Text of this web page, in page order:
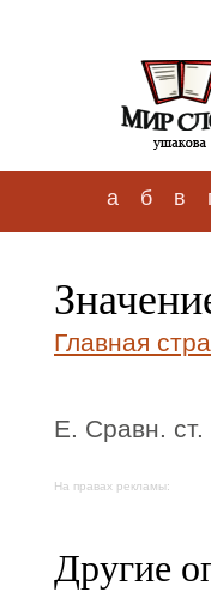
а б в
Главная
Е. Сравн. ст.
На правах рекламы:
Другие